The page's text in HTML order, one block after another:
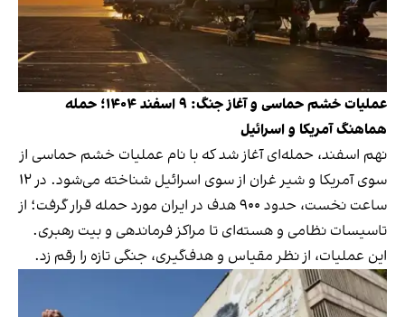
عملیات خشم حماسی و آغاز جنگ: ۹ اسفند ۱۴۰۴؛ حمله
هماهنگ آمریکا و اسرائیل
نهم اسفند، حمله‌ای آغاز شد که با نام عملیات خشم حماسی از
سوی آمریکا و شیر غران از سوی اسرائیل شناخته می‌شود. در ۱۲
ساعت نخست، حدود ۹۰۰ هدف در ایران مورد حمله قرار گرفت؛ از
تاسیسات نظامی و هسته‌ای تا مراکز فرماندهی و بیت رهبری.
این عملیات، از نظر مقیاس و هدف‌گیری، جنگی تازه را رقم زد.